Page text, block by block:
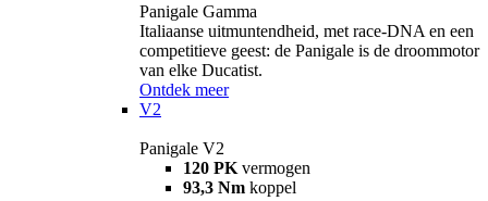
Panigale Gamma
Italiaanse uitmuntendheid, met race-DNA en een
competitieve geest: de Panigale is de droommotor
van elke Ducatist.
Ontdek meer
V2
Panigale V2
120 PK vermogen
93,3 Nm koppel